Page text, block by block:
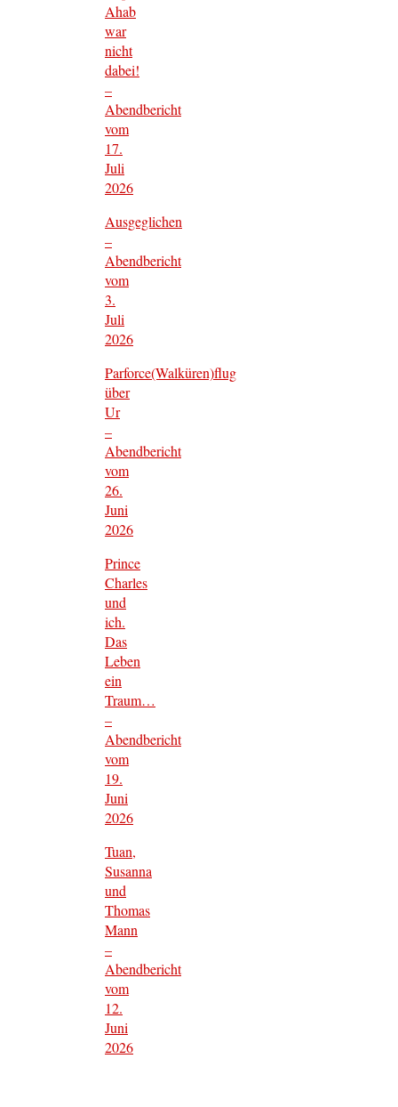
Ahab
war
nicht
dabei!
–
Abendbericht
vom
17.
Juli
2026
Ausgeglichen
–
Abendbericht
vom
3.
Juli
2026
Parforce(Walküren)flug
über
Ur
–
Abendbericht
vom
26.
Juni
2026
Prince
Charles
und
ich.
Das
Leben
ein
Traum…
–
Abendbericht
vom
19.
Juni
2026
Tuan,
Susanna
und
Thomas
Mann
–
Abendbericht
vom
12.
Juni
2026